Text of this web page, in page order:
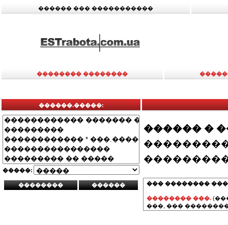
������ ��� �����������
�������� ��������
������.�����:
�����:
������ �
��� ��������
�������� ���.
���, ���